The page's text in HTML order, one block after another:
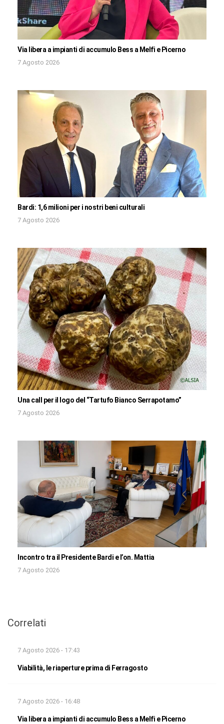
Via libera a impianti di accumulo Bess a Melfi e Picerno
7 Agosto 2026
Bardi: 1,6 milioni per i nostri beni culturali
7 Agosto 2026
Una call per il logo del “Tartufo Bianco Serrapotamo”
7 Agosto 2026
Incontro tra il Presidente Bardi e l’on. Mattia
7 Agosto 2026
Correlati
7 Agosto 2026 - 17:43
Viabilità, le riaperture prima di Ferragosto
7 Agosto 2026 - 16:48
Via libera a impianti di accumulo Bess a Melfi e Picerno